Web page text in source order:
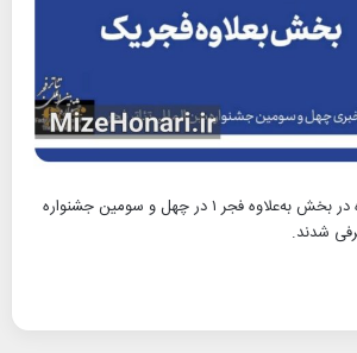
نامزدهای دریافت جایزه در بخش به‌علاوه فجر ۱ در چهل و سومین جشنواره
شدند.